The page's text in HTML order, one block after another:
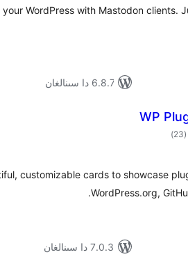
WordPress with Mastodon clients.
6.8.7 دا سىنالغان
WP
(23
ئومۇمىي
دەرىجە)
customizable cards to showcase
WordPress.org,
7.0.3 دا سىنالغان